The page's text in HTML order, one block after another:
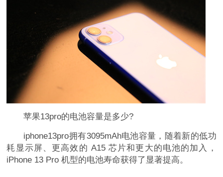
苹果13pro的电池容量是多少?
iphone13pro拥有3095mAh电池容量，随着新的低功
耗显示屏、更高效的 A15 芯片和更大的电池的加入，
iPhone 13 Pro 机型的电池寿命获得了显著提高。